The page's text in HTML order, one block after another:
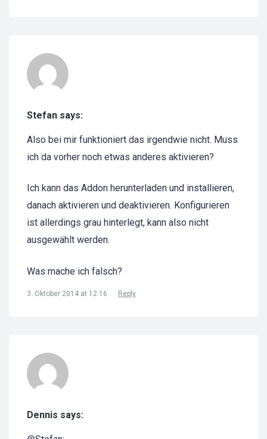
Stefan says:
Also bei mir funktioniert das irgendwie nicht. Muss
ich da vorher noch etwas anderes aktivieren?
Ich kann das Addon herunterladen und installieren,
danach aktivieren und deaktivieren. Konfigurieren
ist allerdings grau hinterlegt, kann also nicht
ausgewählt werden.
Was mache ich falsch?
3. Oktober 2014 at 12:16 Reply
Dennis says: